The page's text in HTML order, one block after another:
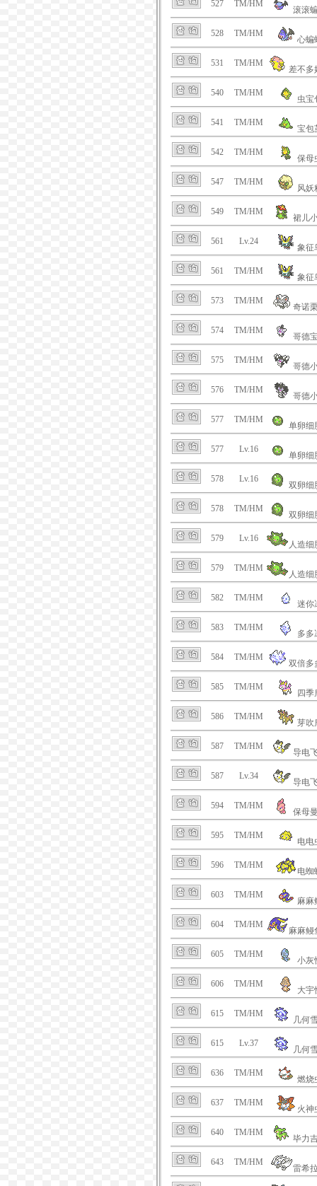
527 TM/HM
滚滚
528 TM/HM
心蝙
531 TM/HM
差不多
540 TM/HM
虫宝
541 TM/HM
宝包
542 TM/HM
保母
547 TM/HM
风妖
549 TM/HM
裙儿
561 Lv.24
象征
561 TM/HM
象征
573 TM/HM
奇诺
574 TM/HM
哥德
575 TM/HM
哥德
576 TM/HM
哥德
577 TM/HM
单卵细
577 Lv.16
单卵细
578 Lv.16
双卵细
578 TM/HM
双卵细
579 Lv.16
人造细
579 TM/HM
人造细
582 TM/HM
迷你
583 TM/HM
多多
584 TM/HM
双倍多
585 TM/HM
四季
586 TM/HM
芽吹
587 TM/HM
导电
587 Lv.34
导电
594 TM/HM
保母
595 TM/HM
电电
596 TM/HM
电蜘
603 TM/HM
麻麻
604 TM/HM
麻麻鳗
605 TM/HM
小灰
606 TM/HM
大宇
615 TM/HM
几何
615 Lv.37
几何
636 TM/HM
燃烧
637 TM/HM
火神
640 TM/HM
毕力
643 TM/HM
雷希